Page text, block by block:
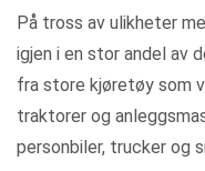
På tross av ulikheter
igjen i en stor andel av
fra store kjøretøy som
traktorer og
personbiler, trucker og